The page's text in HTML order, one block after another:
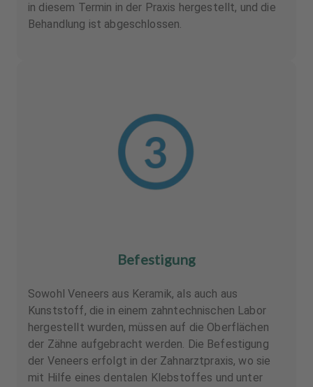
in diesem Termin in der Praxis hergestellt, und die
Behandlung ist abgeschlossen.
Befestigung
Sowohl Veneers aus Keramik, als auch aus
Kunststoff, die in einem zahntechnischen Labor
hergestellt wurden, müssen auf die Oberflächen
der Zähne aufgebracht werden. Die Befestigung
der Veneers erfolgt in der Zahnarztpraxis, wo sie
mit Hilfe eines dentalen Klebstoffes und unter